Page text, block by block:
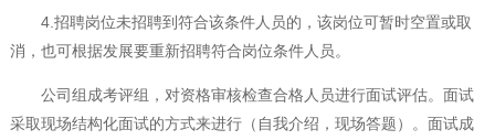
4.招聘岗位未招聘到符合该条件人员的，该岗位可暂时空置或取
消，也可根据发展要重新招聘符合岗位条件人员。
公司组成考评组，对资格审核检查合格人员进行面试评估。面试
采取现场结构化面试的方式来进行（自我介绍，现场答题）。面试成